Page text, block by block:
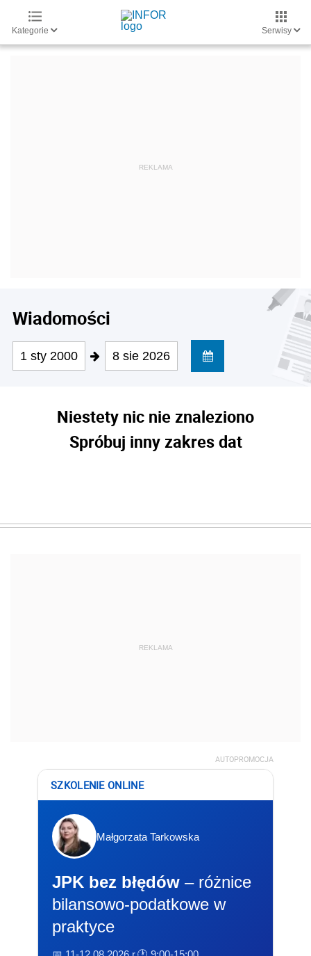
Kategorie Serwisy
Wiadomości
1 sty 2000 8 sie 2026
Niestety nic nie znaleziono
Spróbuj inny zakres dat
REKLAMA
AUTOPROMOCJA
SZKOLENIE ONLINE
Małgorzata Tarkowska
JPK bez błędów – różnice
bilansowo-podatkowe w
praktyce